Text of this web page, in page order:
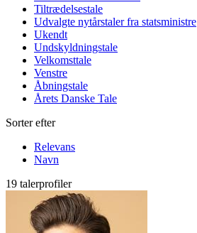
Tiltrædelsestale
Udvalgte nytårstaler fra statsministre
Ukendt
Undskyldningstale
Velkomsttale
Venstre
Åbningstale
Årets Danske Tale
Sorter efter
Relevans
Navn
19 talerprofiler